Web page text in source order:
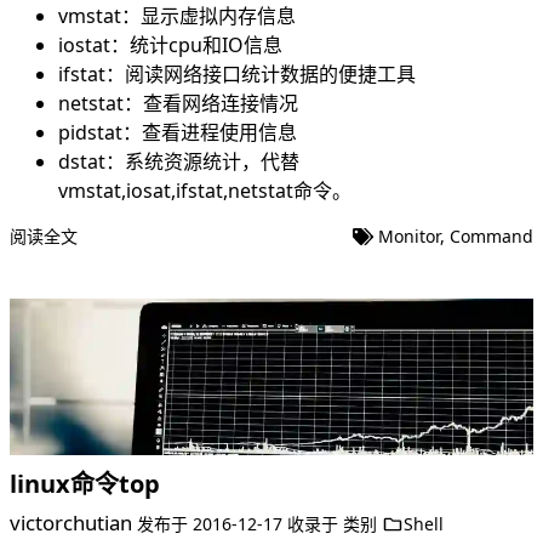
vmstat：显示虚拟内存信息
iostat：统计cpu和IO信息
ifstat：阅读网络接口统计数据的便捷工具
netstat：查看网络连接情况
pidstat：查看进程使用信息
dstat：系统资源统计，代替
vmstat,iosat,ifstat,netstat命令。
阅读全文 Monitor, Command
linux命令top
victorchutian 发布于 2016-12-17 收录于 类别 Shell